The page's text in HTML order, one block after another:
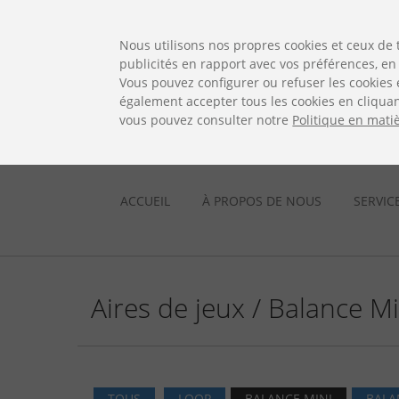
ACCUEIL À PROPOS DE NOUS
Aires de jeux / Balance
Nous utilisons nos propres cookies et ceux
publicités en rapport avec vos préférences,
Vous pouvez configurer ou refuser les
également accepter tous les cookies en
vous pouvez consulter notre Politique en